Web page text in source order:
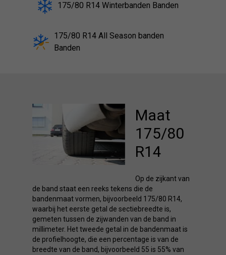
175/80 R14 Winterbanden Banden
175/80 R14 All Season banden
Banden
Maat
175/80
R14
Op de zijkant van
de band staat een reeks tekens die de
bandenmaat vormen, bijvoorbeeld 175/80 R14,
waarbij het eerste getal de sectiebreedte is,
gemeten tussen de zijwanden van de band in
millimeter. Het tweede getal in de bandenmaat is
de profielhoogte, die een percentage is van de
breedte van de band, bijvoorbeeld 55 is 55% van